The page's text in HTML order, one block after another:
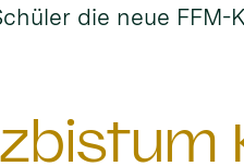
die neue FFM-